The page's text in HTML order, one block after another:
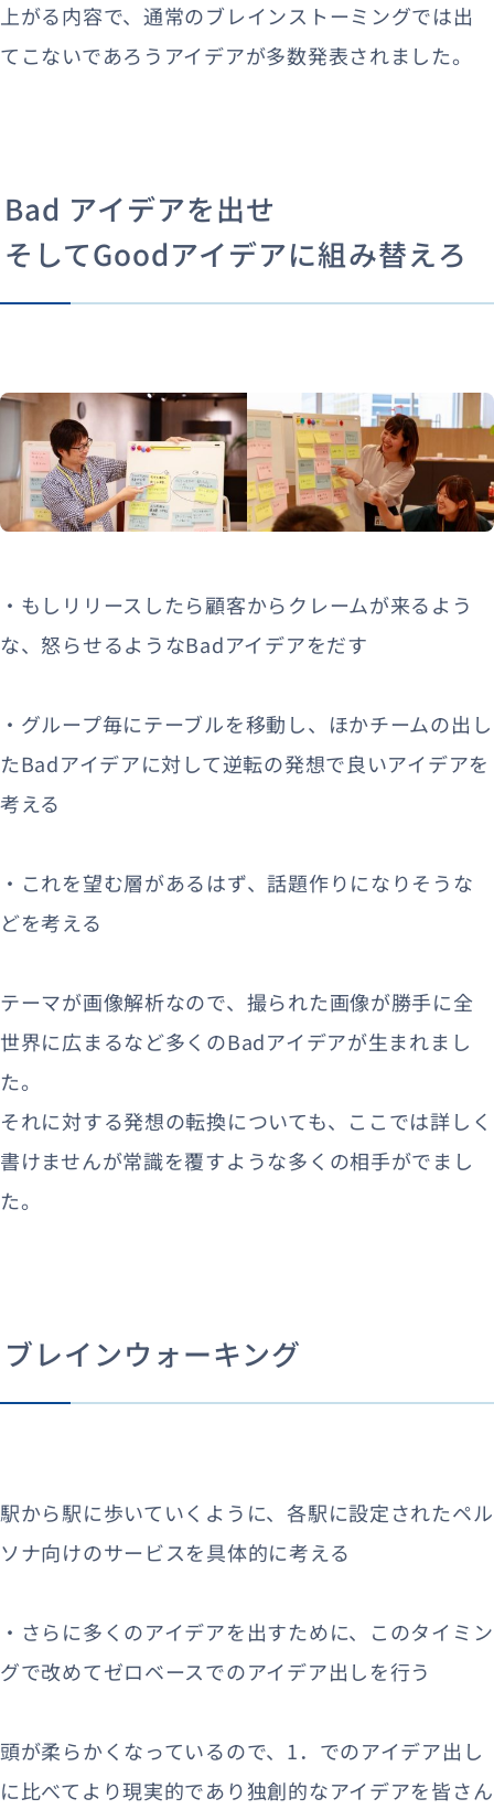
上がる内容で、通常のブレインストーミングでは出
てこないであろうアイデアが多数発表されました。
Bad アイデアを出せ
そしてGoodアイデアに組み替えろ
・もしリリースしたら顧客からクレームが来るよう
な、怒らせるようなBadアイデアをだす
・グループ毎にテーブルを移動し、ほかチームの出し
たBadアイデアに対して逆転の発想で良いアイデアを
考える
・これを望む層があるはず、話題作りになりそうな
どを考える
テーマが画像解析なので、撮られた画像が勝手に全
世界に広まるなど多くのBadアイデアが生まれまし
た。
それに対する発想の転換についても、ここでは詳しく
書けませんが常識を覆すような多くの相手がでまし
た。
ブレインウォーキング
駅から駅に歩いていくように、各駅に設定されたペル
ソナ向けのサービスを具体的に考える
・さらに多くのアイデアを出すために、このタイミン
グで改めてゼロベースでのアイデア出しを行う
頭が柔らかくなっているので、1．でのアイデア出し
に比べてより現実的であり独創的なアイデアを皆さん